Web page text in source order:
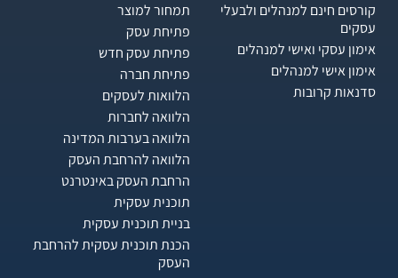
קורסים חינם למנהלים ולבעלי
עסקים
אימון עסקי ואישי למנהלים
אימון אישי למנהלים
סדנאות קרובות
תמחור למוצר
פתיחת עסק
פתיחת עסק חדש
פתיחת חברה
הלוואות לעסקים​
הלוואה לחברות
הלוואה בערבות המדינה
הלוואה להרחבת העסק
הרחבת העסק באינטרנט
תוכנית עסקית
בניית תוכנית עסקית
הכנת תוכנית עסקית להרחבת
העסק